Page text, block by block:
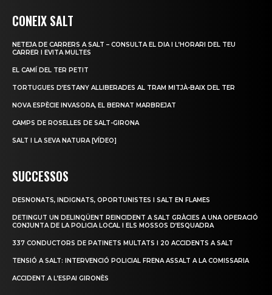
CONEIX SALT
NETEJA DE CARRERS A SALT – CONSULTA EL DIA I L’HORARI DEL TEU
CARRER I EVITA MULTES
EL CAMÍ DEL TER PETIT
TORTUGUES D’ESTANY ALLIBERADES AL TRAM MITJÀ-BAIX DEL TER
NOVA ESPÈCIE INVASORA, EL BERNAT MARBREJAT
CAMPS DE ROSELLES DE SALT-GIRONA
SALT I LA SEVA NATURA [VÍDEO]
SUCCESSOS
DESNONATS, INDIGNATS, OPORTUNISTES I SALT EN FLAMES
DETINGUT UN DELINQÜENT REINCIDENT A SALT GRÀCIES A UNA OPERACIÓ
CONJUNTA DE LA POLICIA LOCAL I ELS MOSSOS D’ESQUADRA
337 CONDUCTORS DE PATINETS MULTATS I 20 ACCIDENTS A SALT
TENSIÓ A SALT: INTERVENCIÓ POLICIAL FRENA ASSALT A LA COMISSARIA
ACCIDENT A L’ESPAI GIRONÈS